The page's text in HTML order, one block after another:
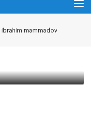
ibrahim məmmədov